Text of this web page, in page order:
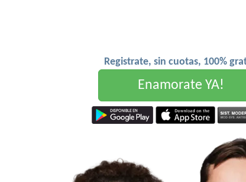
Registrate, sin cuotas, 100%
Enamorate YA!